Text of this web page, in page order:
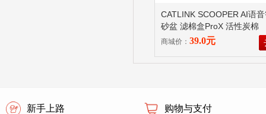
CATLINK SCOOPER AI语
砂盆 滤棉盒ProX 活性炭棉
商城价： 39.0元
新手上路 购物与支付